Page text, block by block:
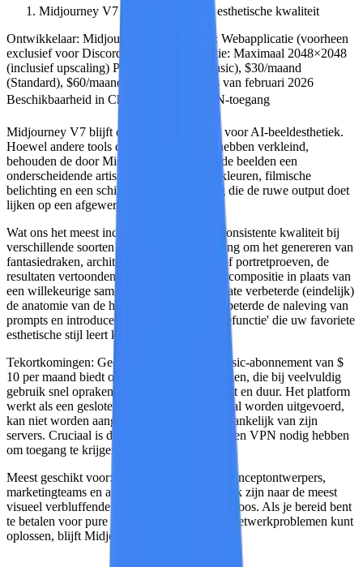
Midjourney V7 — De koning van esthetische kwaliteit
Ontwikkelaar: Midjourney, Inc. Platform: Webapplicatie (voorheen
exclusief voor Discord)
Maximale resolutie: Maximaal 2048×2048
(inclusief upscaling) Prijs:
$10/maand (Basic), $30/maand
(Standard), $60/maand (Pro) — gegevens van februari 2026
Beschikbaarheid in China:
⚠️ Vereist VPN-toegang
Midjourney V7 blijft de gouden standaard voor AI-beeldesthetiek.
Hoewel andere tools de technische kloof hebben verkleind,
behouden de door Midjourney gegenereerde beelden een
onderscheidende artistieke kwaliteit: rijke kleuren, filmische
belichting en een schilderachtige verfijning die de ruwe output doet
lijken op een afgewerkt kunstwerk.
Wat ons het meest indruk maakte, was de consistente kwaliteit bij
verschillende soorten prompts. Of het nu ging om het genereren van
fantasiedraken, architecturale visualisaties of portretproeven, de
resultaten vertoonden altijd een doordachte compositie in plaats van
een willekeurige samenstelling. De V7-update verbeterde (eindelijk)
de anatomie van de handen aanzienlijk, verbeterde de naleving van
prompts en introduceerde een 'personalisatiefunctie' die uw favoriete
esthetische stijl leert kennen.
Tekortkomingen: Geen gratis versie. Het Basic-abonnement van $
10 per maand biedt ongeveer 200 afbeeldingen, die bij veelvuldig
gebruik snel opraken. API-toegang is beperkt en duur. Het platform
werkt als een gesloten tuin: het kan niet lokaal worden uitgevoerd,
kan niet worden aangepast en is volledig afhankelijk van zijn
servers. Cruciaal is dat gebruikers in China een VPN nodig hebben
om toegang te krijgen.
Meest geschikt voor: Digitale kunstenaars, conceptontwerpers,
marketingteams en alle gebruikers die op zoek zijn naar de meest
visueel verbluffende resultaten, direct uit de doos. Als je bereid bent
te betalen voor pure esthetische kwaliteit en netwerkproblemen kunt
oplossen, blijft Midjourney de beste keuze.